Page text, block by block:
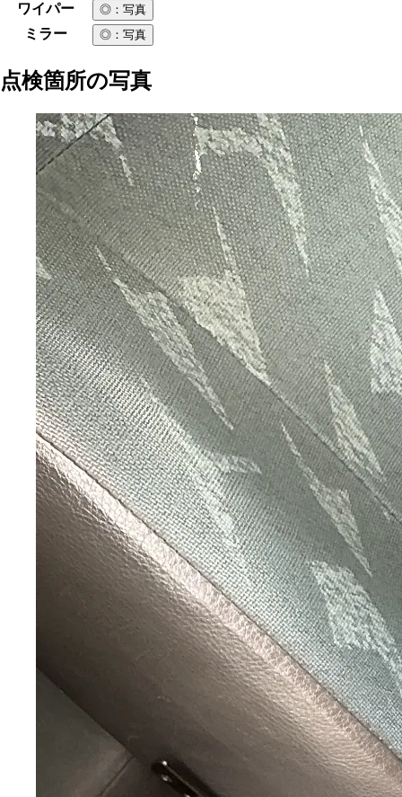
ワイパー ◎ ：写真
ミラー ◎ ：写真
点検箇所の写真